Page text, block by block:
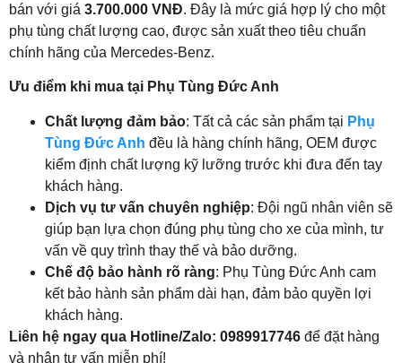
bán với giá 3.700.000 VNĐ. Đây là mức giá hợp lý cho một
phụ tùng chất lượng cao, được sản xuất theo tiêu chuẩn
chính hãng của Mercedes-Benz.
Ưu điểm khi mua tại Phụ Tùng Đức Anh
Chất lượng đảm bảo: Tất cả các sản phẩm tại Phụ
Tùng Đức Anh đều là hàng chính hãng, OEM được
kiểm định chất lượng kỹ lưỡng trước khi đưa đến tay
khách hàng.
Dịch vụ tư vấn chuyên nghiệp: Đội ngũ nhân viên sẽ
giúp bạn lựa chọn đúng phụ tùng cho xe của mình, tư
vấn về quy trình thay thế và bảo dưỡng.
Chế độ bảo hành rõ ràng: Phụ Tùng Đức Anh cam
kết bảo hành sản phẩm dài hạn, đảm bảo quyền lợi
khách hàng.
Liên hệ ngay qua Hotline/Zalo: 0989917746 để đặt hàng
và nhận tư vấn miễn phí!